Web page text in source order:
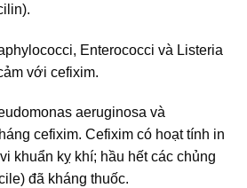
Enterococci và Listeria
với cefixim.
aeruginosa và
cefixim. Cefixim có hoạt tính in
khuẩn kỵ khí; hầu hết các chủng
đã kháng thuốc.